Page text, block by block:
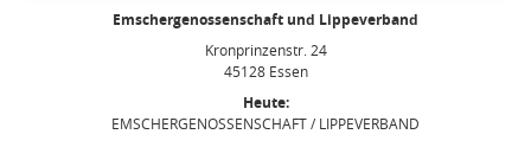
Emschergenossenschaft und Lippeverband
Kronprinzenstr. 24
45128 Essen
Heute:
EMSCHERGENOSSENSCHAFT / LIPPEVERBAND